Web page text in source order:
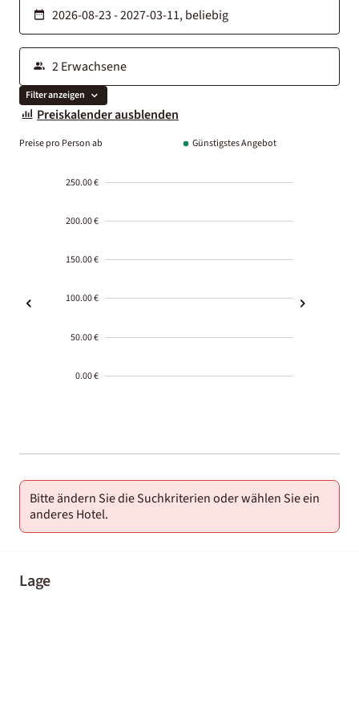
Filter anzeigen
Preiskalender ausblenden
Preise pro Person ab Günstigstes Angebot
250.00 €
200.00 €
150.00 €
100.00 €
50.00 €
0.00 €
01-02
Bitte ändern Sie die Suchkriterien oder wählen Sie ein
anderes Hotel.
Lage